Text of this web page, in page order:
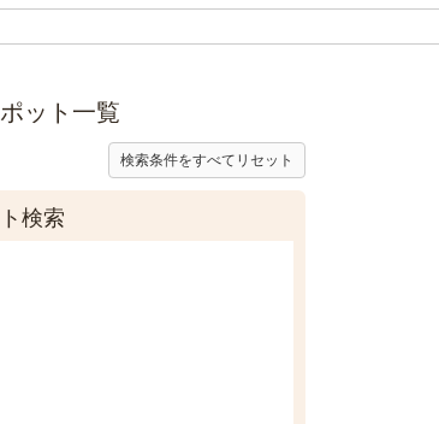
ット一覧
検索条件をすべてリセット
検索